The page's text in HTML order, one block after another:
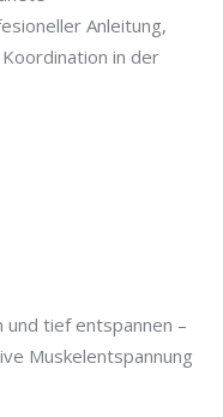
Anleitung,
in der
und tief entspannen –
Muskelentspannung